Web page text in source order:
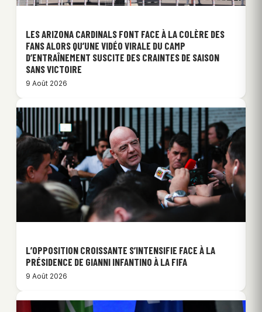
LES ARIZONA CARDINALS FONT FACE À LA COLÈRE DES
FANS ALORS QU’UNE VIDÉO VIRALE DU CAMP
D’ENTRAÎNEMENT SUSCITE DES CRAINTES DE SAISON
SANS VICTOIRE
9 Août 2026
L’OPPOSITION CROISSANTE S’INTENSIFIE FACE À LA
PRÉSIDENCE DE GIANNI INFANTINO À LA FIFA
9 Août 2026